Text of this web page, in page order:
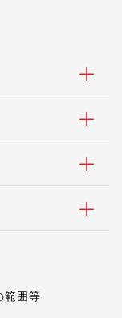
範囲等